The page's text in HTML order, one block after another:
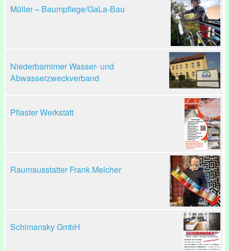
Müller – Baumpflege/GaLa-Bau
Niederbarnimer Wasser- und
Abwasserzweckverband
Pflaster Werkstatt
Raumausstatter Frank Melcher
Schimansky GmbH